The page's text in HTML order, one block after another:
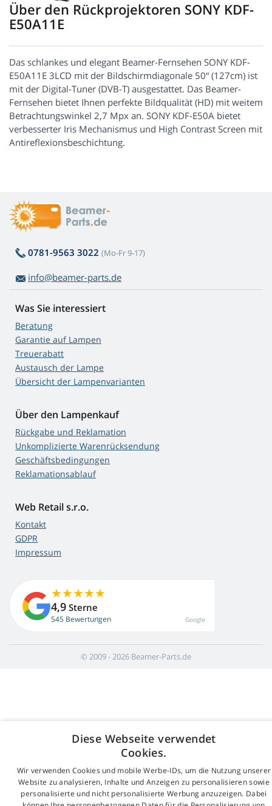
Über den Rückprojektoren SONY KDF-
E50A11E
Das schlankes und elegant Beamer-Fernsehen SONY KDF-
E50A11E 3LCD mit der Bildschirmdiagonale 50“ (127cm) ist
mit der Digital-Tuner (DVB-T) ausgestattet. Das Beamer-
Fernsehen bietet Ihnen perfekte Bildqualität (HD) mit weitem
Betrachtungswinkel 2,7 Mpx an. SONY KDF-E50A bietet
verbesserter Iris Mechanismus und High Contrast Screen mit
Antireflexionsbeschichtung.
0781-9563 3022 (Mo-Fr 9-17)
info@beamer-parts.de
Was Sie interessiert
Beratung
Garantie auf Lampen
Treuerabatt
Austausch der Lampe
Übersicht der Lampenvarianten
Über den Lampenkauf
Rückgabe und Reklamation
Unkomplizierte Warenrücksendung
Geschäftsbedingungen
Reklamationsablauf
Web Retail s.r.o.
Kontakt
GDPR
Impressum
4,9 Sterne
545 Bewertungen Google
© 2009 - 2026 Beamer-Parts.de
Diese Webseite verwendet
Cookies.
Wir verwenden Cookies und mobile Werbe-IDs, um die Nutzung unserer
Website zu analysieren, Inhalte und Anzeigen zu personalisieren sowie
personalisierte und nicht personalisierte Werbung anzuzeigen. Dabei